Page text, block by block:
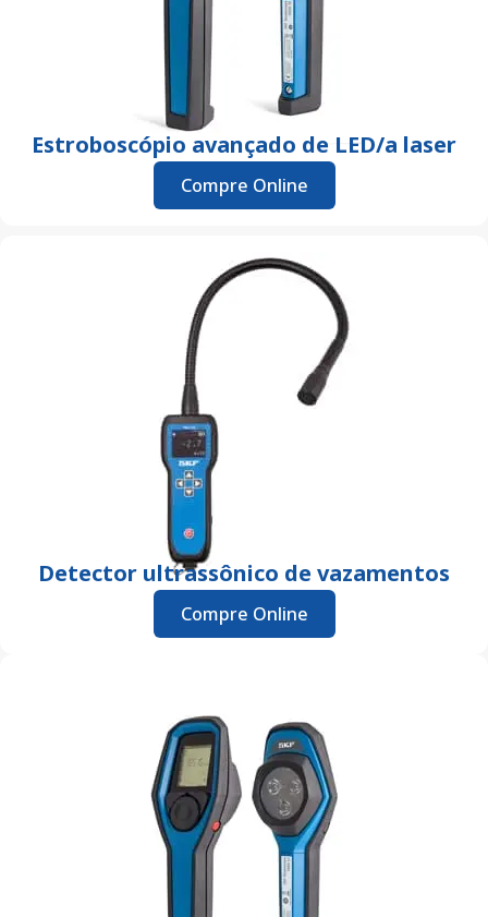
Estroboscópio avançado de LED/a laser
Compre Online
Detector ultrassônico de vazamentos
Compre Online